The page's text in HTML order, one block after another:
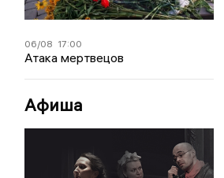
06/08 17:00
Атака мертвецов
Афиша